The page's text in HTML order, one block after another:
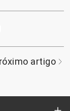
artigo